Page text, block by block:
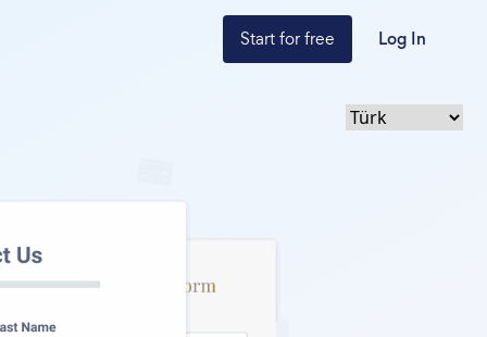
Start for free Log In